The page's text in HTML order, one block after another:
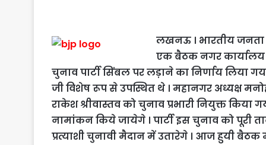
लखनऊ । भारतीय
एक बैठक नगर कार्यालय
चुनाव पार्टी सिंबल पर लड़ाने का निर्णाय
जी विशेष रूप से उपस्थित थे । महानगर अध्यक्ष
राकेश श्रीवास्तव को चुनाव प्रभारी नियुक्त किया
नामांकन किये जायेगे । पार्टी इस चुनाव को पूरी
प्रत्याशी चुनावी मैदान में उतारेगे । आज हुयी बैठक